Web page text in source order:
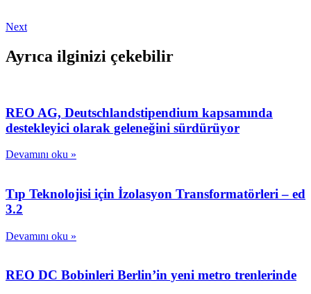
Next
Ayrıca ilginizi çekebilir
REO AG, Deutschlandstipendium kapsamında
destekleyici olarak geleneğini sürdürüyor
Devamını oku »
Tıp Teknolojisi için İzolasyon Transformatörleri – ed
3.2
Devamını oku »
REO DC Bobinleri Berlin’in yeni metro trenlerinde